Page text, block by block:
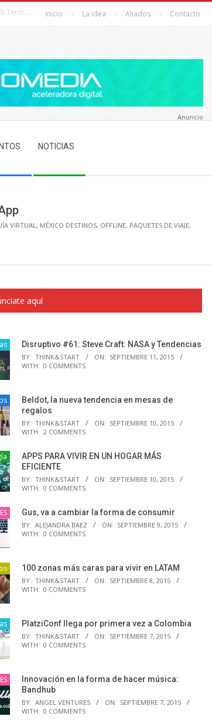
Inicio La idea Aliados Contacto
NOTICIAS
Anuncio
VIRTUAL, MÉXICO DESTINOS, OFFLINE, PAQUETES DE VIAJE,
aquí
Disruptivo #61: Steve Craft: NASA y Tendencias
BY: THINK&START ON: SEPTIEMBRE 11, 2015
WITH: 0 COMMENTS
Beldot, la nueva tendencia en mesas de
regalos
BY: THINK&START ON: SEPTIEMBRE 10, 2015
WITH: 2 COMMENTS
APPS PARA VIVIR EN UN HOGAR MÁS
EFICIENTE
BY: THINK&START ON: SEPTIEMBRE 10, 2015
WITH: 0 COMMENTS
Gus, va a cambiar la forma de consumir
BY: ALEJANDRA BAEZ ON: SEPTIEMBRE 9, 2015
WITH: 0 COMMENTS
100 zonas más caras para vivir en LATAM
BY: THINK&START ON: SEPTIEMBRE 8, 2015
WITH: 0 COMMENTS
PlatziConf llega por primera vez a Colombia
BY: THINK&START ON: SEPTIEMBRE 7, 2015
WITH: 0 COMMENTS
Innovación en la forma de hacer música:
Bandhub
BY: ANGEL VENTURES ON: SEPTIEMBRE 7, 2015
WITH: 0 COMMENTS